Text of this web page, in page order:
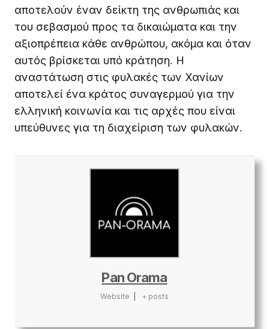
αποτελούν έναν δείκτη της ανθρωπιάς και
του σεβασμού προς τα δικαιώματα και την
αξιοπρέπεια κάθε ανθρώπου, ακόμα και όταν
αυτός βρίσκεται υπό κράτηση. Η
αναστάτωση στις φυλακές των Χανίων
αποτελεί ένα κράτος συναγερμού για την
ελληνική κοινωνία και τις αρχές που είναι
υπεύθυνες για τη διαχείριση των φυλακών.
Pan Orama
Website + posts